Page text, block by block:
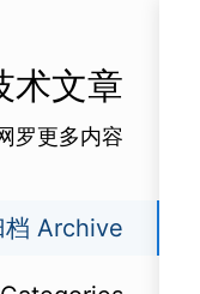
术文章
罗更多内容
档 Archive